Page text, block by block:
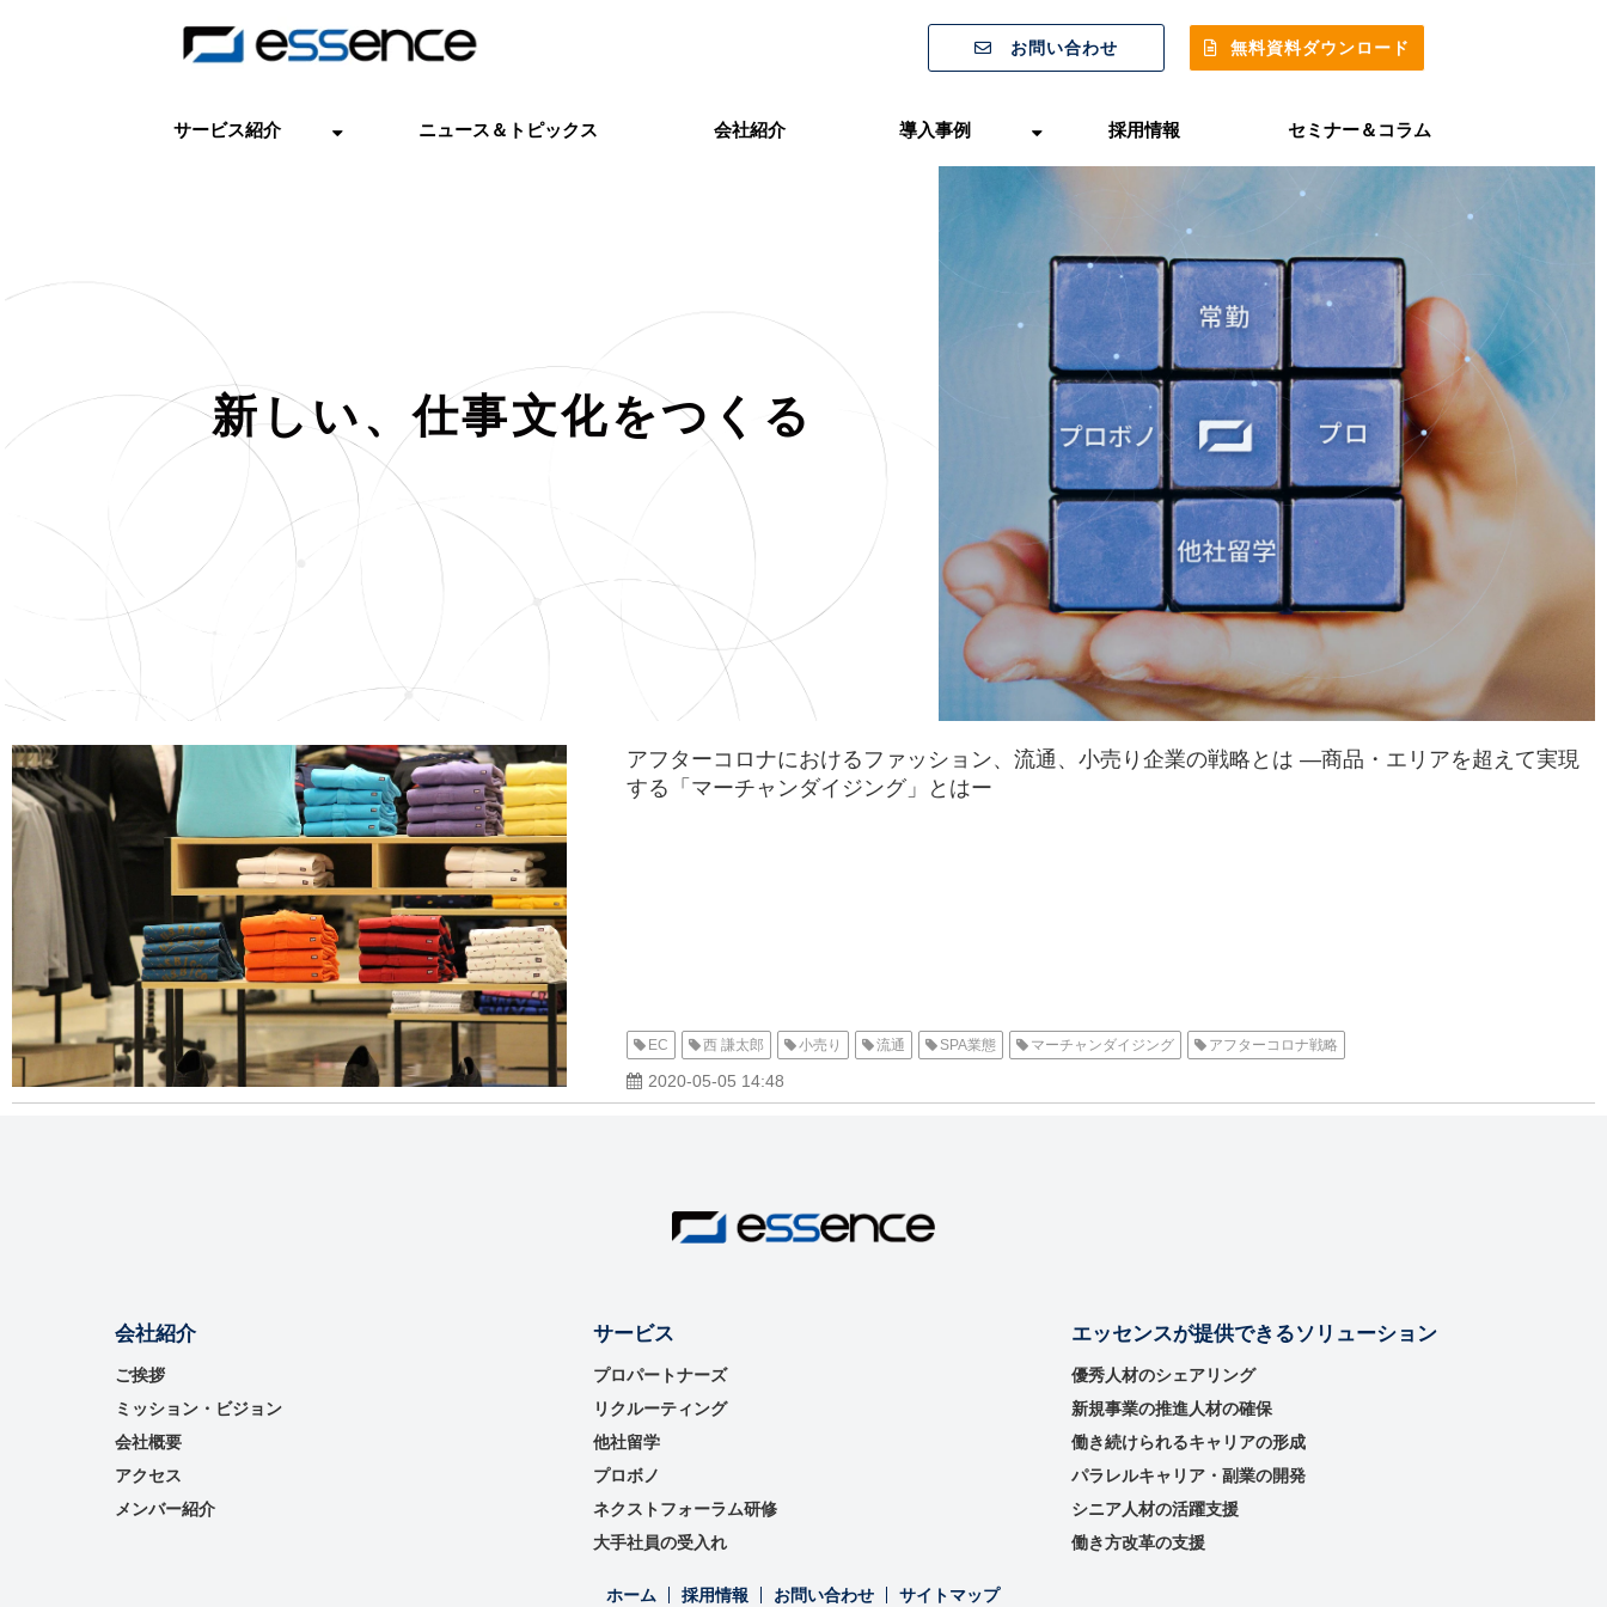
お問い合わせ 無料資料ダウンロード
サービス紹介 ニュース＆トピックス 会社紹介 導入事例 採用情報 セミナー＆コラム
新しい、仕事文化をつくる
アフターコロナにおけるファッション、流通、小売り企業の戦略とは ―商品・エリアを超えて実現
する「マーチャンダイジング」とはー
EC 西 謙太郎 小売り 流通 SPA業態 マーチャンダイジング アフターコロナ戦略
2020-05-05 14:48
会社紹介
ご挨拶
ミッション・ビジョン
会社概要
アクセス
メンバー紹介
サービス
プロパートナーズ
リクルーティング
他社留学
プロボノ
ネクストフォーラム研修
大手社員の受入れ
エッセンスが提供できるソリューション
優秀⼈材のシェアリング
新規事業の推進⼈材の確保
働き続けられるキャリアの形成
パラレルキャリア・副業の開発
シニア人材の活躍支援
働き方改革の支援
ホーム 採用情報 お問い合わせ サイトマップ